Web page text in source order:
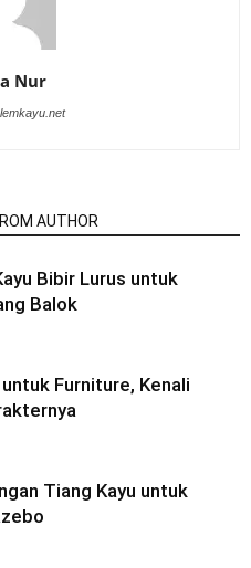
Nur
AUTHOR
Bibir Lurus untuk
Balok
Furniture, Kenali
Tiang Kayu untuk